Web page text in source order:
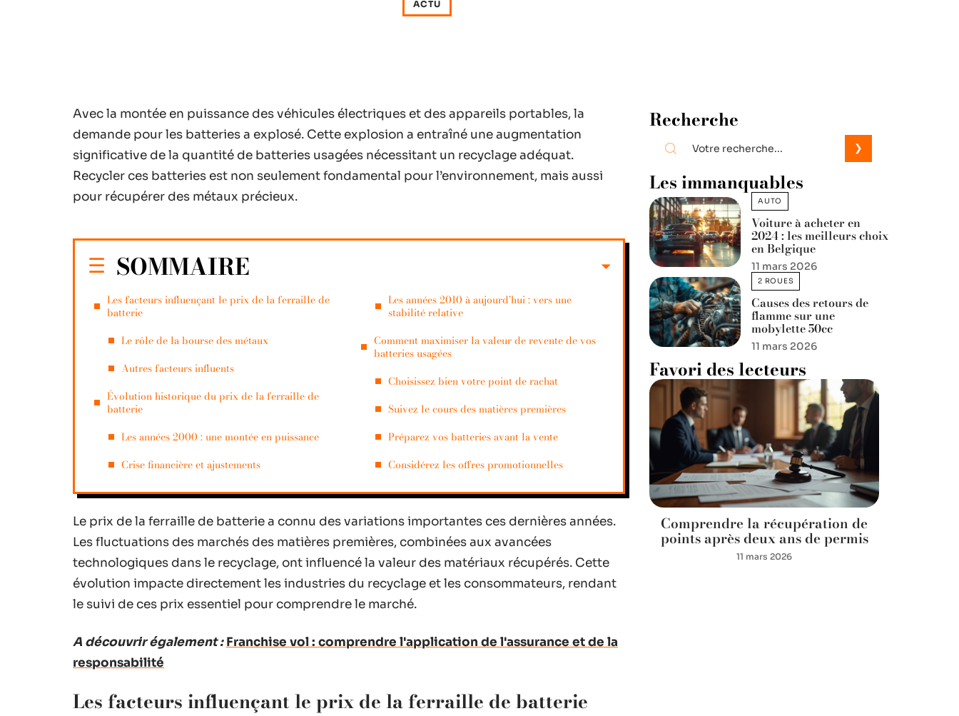
ACTU
Avec la montée en puissance des véhicules électriques et des appareils portables, la
demande pour les batteries a explosé. Cette explosion a entraîné une augmentation
significative de la quantité de batteries usagées nécessitant un recyclage adéquat.
Recycler ces batteries est non seulement fondamental pour l’environnement, mais aussi
pour récupérer des métaux précieux.
SOMMAIRE
Les facteurs influençant le prix de la ferraille de
batterie
Le rôle de la bourse des métaux
Autres facteurs influents
Évolution historique du prix de la ferraille de
batterie
Les années 2000 : une montée en puissance
Crise financière et ajustements
Les années 2010 à aujourd’hui : vers une
stabilité relative
Comment maximiser la valeur de revente de vos
batteries usagées
Choisissez bien votre point de rachat
Suivez le cours des matières premières
Préparez vos batteries avant la vente
Considérez les offres promotionnelles
Le prix de la ferraille de batterie a connu des variations importantes ces dernières années.
Les fluctuations des marchés des matières premières, combinées aux avancées
technologiques dans le recyclage, ont influencé la valeur des matériaux récupérés. Cette
évolution impacte directement les industries du recyclage et les consommateurs, rendant
le suivi de ces prix essentiel pour comprendre le marché.
A découvrir également : Franchise vol : comprendre l'application de l'assurance et de la
responsabilité
Les facteurs influençant le prix de la ferraille de batterie
Recherche
Les immanquables
AUTO
Voiture à acheter en
2024 : les meilleurs choix
en Belgique
11 mars 2026
2 ROUES
Causes des retours de
flamme sur une
mobylette 50cc
11 mars 2026
Favori des lecteurs
Comprendre la récupération de
points après deux ans de permis
11 mars 2026